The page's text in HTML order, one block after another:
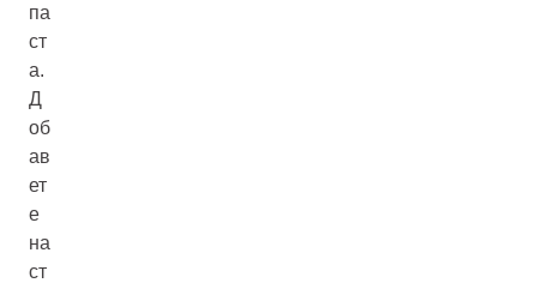
па
ст
а.
Д
об
ав
ет
е
на
ст